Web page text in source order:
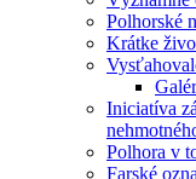
Polhorské
Krátke
Iniciatíva
Polhora v
Farské